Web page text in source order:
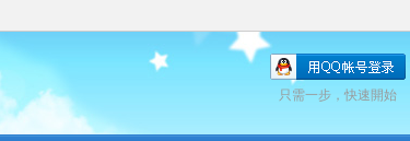
只需一步，快速開始